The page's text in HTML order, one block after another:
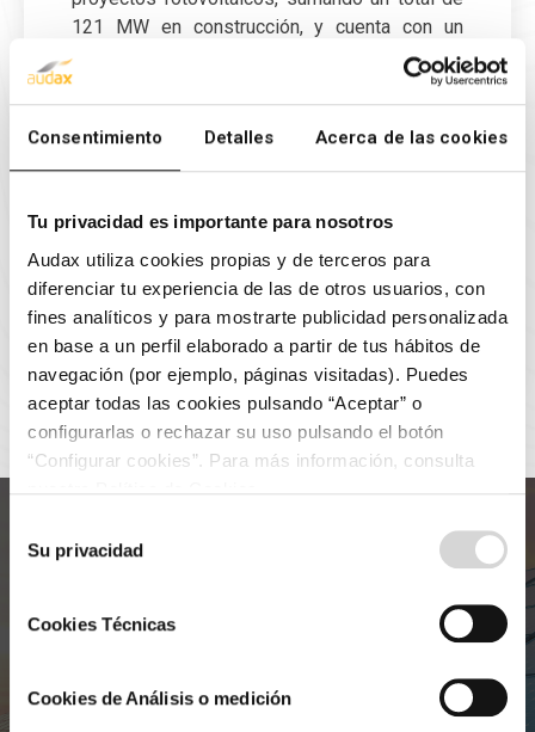
Consentimiento Detalles Acerca de las cookies
Tu privacidad es importante para nosotros
Audax utiliza cookies propias y de terceros para
diferenciar tu experiencia de las de otros usuarios, con
fines analíticos y para mostrarte publicidad personalizada
en base a un perfil elaborado a partir de tus hábitos de
navegación (por ejemplo, páginas visitadas). Puedes
aceptar todas las cookies pulsando “Aceptar” o
configurarlas o rechazar su uso pulsando el botón
“Configurar cookies”. Para más información, consulta
deSu privacidad
Cookies Técnicas
Cookies de Análisis o medición
121 MW en construcción, y cuenta con un
porfolio fotovoltaico de 2.271 MWp en
distintas fases de desarrollo ubicado en
España, Portugal e Italia.
origen renovable y gas, está presente en
Holanda y Hungría, sumando más de 540 mil
clientes.
g.canabate@romanrm.com
p.gonzalez@romanrm.com